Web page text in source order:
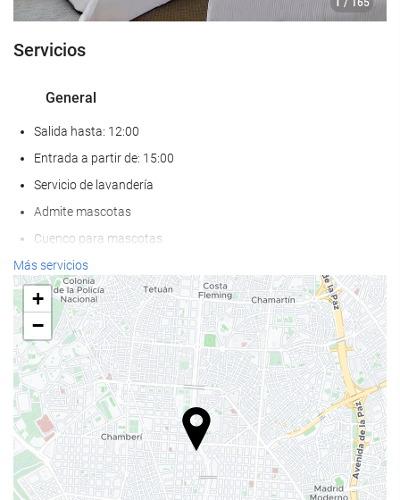
Servicios
General
Salida hasta: 12:00
Entrada a partir de: 15:00
Servicio de lavandería
Admite mascotas
Cuenco para mascotas
Aire Acondicionado
Calefacción
Ascensor
Adaptado para personas con movilidad reducida
Habitaciones No fumadores
Hotel no fumadores
Zona de fumadores
Habitaciones insonorizadas
Más servicios
+
−